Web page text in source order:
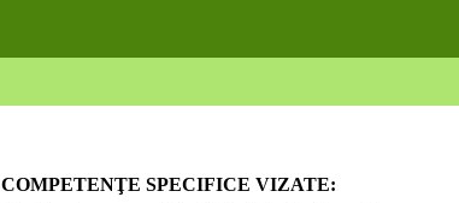
COMPETENŢE SPECIFICE VIZATE: